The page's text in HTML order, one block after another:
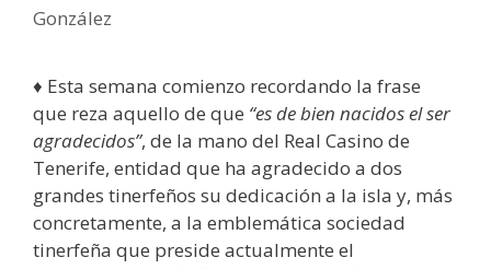
González
♦ Esta semana comienzo recordando la frase
que reza aquello de que “es de bien nacidos el ser
agradecidos”, de la mano del Real Casino de
Tenerife, entidad que ha agradecido a dos
grandes tinerfeños su dedicación a la isla y, más
concretamente, a la emblemática sociedad
tinerfeña que preside actualmente el